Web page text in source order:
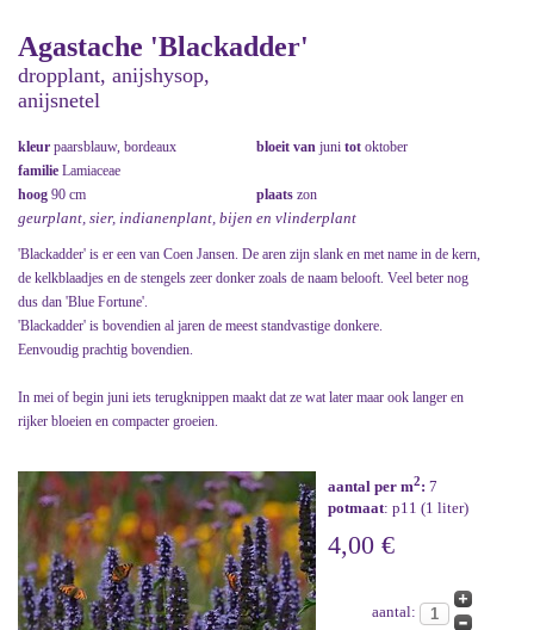
Agastache 'Blackadder'
dropplant, anijshysop,
anijsnetel
kleur paarsblauw, bordeaux bloeit van juni tot oktober
familie Lamiaceae
hoog 90 cm plaats zon
geurplant, sier, indianenplant, bijen en vlinderplant
'Blackadder' is er een van Coen Jansen. De aren zijn slank en met name in de kern,
de kelkblaadjes en de stengels zeer donker zoals de naam belooft. Veel beter nog
dus dan 'Blue Fortune'.
'Blackadder' is bovendien al jaren de meest standvastige donkere.
Eenvoudig prachtig bovendien.
In mei of begin juni iets terugknippen maakt dat ze wat later maar ook langer en
rijker bloeien en compacter groeien.
aantal per m2: 7
potmaat: p11 (1 liter)
4,00 €
aantal: